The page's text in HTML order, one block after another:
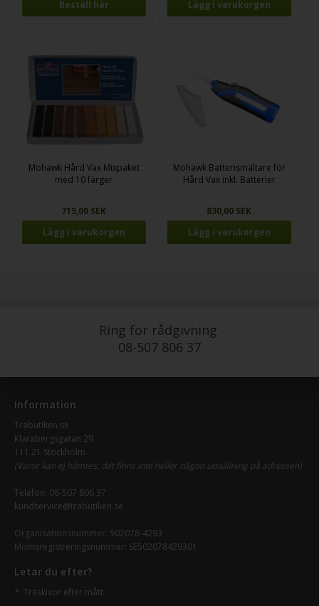
Beställ här
Mohawk Hård Vax Mixpaket
med 10 färger
715,00 SEK
Mohawk Batterismältare för
Hård Vax inkl. Batterier
830,00 SEK
Ring för rådgivning
08-507 806 37
Information
Träbutiken.se
Klarabergsgatan 29
111 21 Stockholm
(Varor kan ej hämtes; det finns inte heller någon utställning på adressen)
Telefon: 08-507 806 37
kundservice@trabutiken.se
Organisationsnummer: 502078-4293
Momsregistreringsnummer: SE502078429301
Letar du efter?
Träskivor efter mått